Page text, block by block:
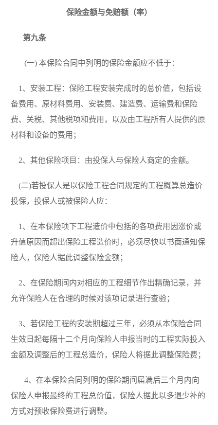
保险金额与免赔额（率）
第九条
(一) 本保险合同中列明的保险金额应不低于：
1 、安装工程：保险工程安装完成时的总价值，包括设
备费用、原材料费用、安装费、建造费、运输费和保险
费、关税、其他税项和费用，以及由工程所有人提供的原
材料和设备的费用；
2、其他保险项目：由投保人与保险人商定的金额。
(二)若投保人是以保险工程合同规定的工程概算总造价
投保，投保人或被保险人应：
1 、在本保险项下工程造价中包括的各项费用因涨价或
升值原因而超出保险工程造价时，必须尽快以书面通知保
险人，保险人据此调整保险金额；
2、在保险期间内对相应的工程细节作出精确记录，并
允许保险人在合理的时候对该项记录进行查验；
3、若保险工程的安装期超过三年，必须从本保险合同
生效日起每隔十二个月向保险人申报当时的工程实际投入
金额及调整后的工程总造价，保险人将据此调整保险费；
4、在本保险合同列明的保险期间届满后三个月内向
保险人申报最终的工程总价值，保险人据此以多退少补的
方式对预收保险费进行调整。